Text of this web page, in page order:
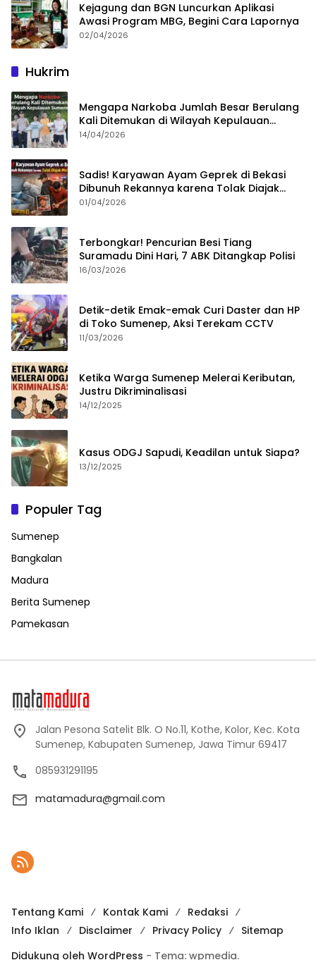
Kejagung dan BGN Luncurkan Aplikasi
Awasi Program MBG, Begini Cara Lapornya
02/04/2026
Hukrim
Mengapa Narkoba Jumlah Besar Berulang
Kali Ditemukan di Wilayah Kepulauan
Sumenep?
14/04/2026
Sadis! Karyawan Ayam Geprek di Bekasi
Dibunuh Rekannya karena Tolak Diajak
Merampok Majikan
01/04/2026
Terbongkar! Pencurian Besi Tiang
Suramadu Dini Hari, 7 ABK Ditangkap Polisi
16/03/2026
Detik-detik Emak-emak Curi Daster dan HP
di Toko Sumenep, Aksi Terekam CCTV
11/03/2026
Ketika Warga Sumenep Melerai Keributan,
Justru Dikriminalisasi
14/12/2025
Kasus ODGJ Sapudi, Keadilan untuk Siapa?
13/12/2025
Populer Tag
Sumenep
Bangkalan
Madura
Berita Sumenep
Pamekasan
Jalan Pesona Satelit Blk. O No.11, Kothe, Kolor, Kec. Kota
Sumenep, Kabupaten Sumenep, Jawa Timur 69417
085931291195
matamadura@gmail.com
Tentang Kami Kontak Kami
Redaksi
Info Iklan
Disclaimer Privacy Policy
Sitemap
Didukung oleh WordPress - Tema: wpmedia.